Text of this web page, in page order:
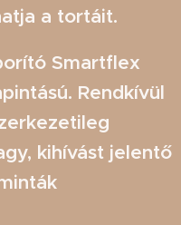
a tortáit.
Smartflex
Rendkívül
kihívást jelentő